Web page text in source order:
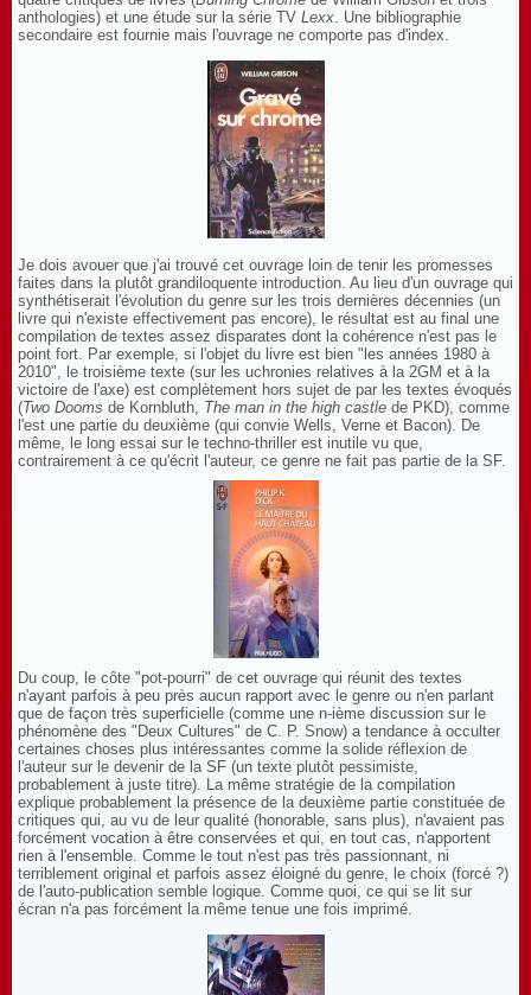
anthologies) et une étude sur la série TV Lexx. Une bibliographie
secondaire est fournie mais l'ouvrage ne comporte pas d'index.
Je dois avouer que j'ai trouvé cet ouvrage loin de tenir les promesses
faites dans la plutôt grandiloquente introduction. Au lieu d'un ouvrage qui
synthétiserait l'évolution du genre sur les trois dernières décennies (un
livre qui n'existe effectivement pas encore), le résultat est au final une
compilation de textes assez disparates dont la cohérence n'est pas le
point fort. Par exemple, si l'objet du livre est bien "les années 1980 à
2010", le troisième texte (sur les uchronies relatives à la 2GM et à la
victoire de l'axe) est complètement hors sujet de par les textes évoqués
(Two Dooms de Kornbluth, The man in the high castle de PKD), comme
l'est une partie du deuxième (qui convie Wells, Verne et Bacon). De
même, le long essai sur le techno-thriller est inutile vu que,
contrairement à ce qu'écrit l'auteur, ce genre ne fait pas partie de la SF.
Du coup, le côte "pot-pourri" de cet ouvrage qui réunit des textes
n'ayant parfois à peu près aucun rapport avec le genre ou n'en parlant
que de façon très superficielle (comme une n-ième discussion sur le
phénomène des "Deux Cultures" de C. P. Snow) a tendance à occulter
certaines choses plus intéressantes comme la solide réflexion de
l'auteur sur le devenir de la SF (un texte plutôt pessimiste,
probablement à juste titre). La même stratégie de la compilation
explique probablement la présence de la deuxième partie constituée de
critiques qui, au vu de leur qualité (honorable, sans plus), n'avaient pas
forcément vocation à être conservées et qui, en tout cas, n'apportent
rien à l'ensemble. Comme le tout n'est pas très passionnant, ni
terriblement original et parfois assez éloigné du genre, le choix (forcé ?)
de l'auto-publication semble logique. Comme quoi, ce qui se lit sur
écran n'a pas forcément la même tenue une fois imprimé.